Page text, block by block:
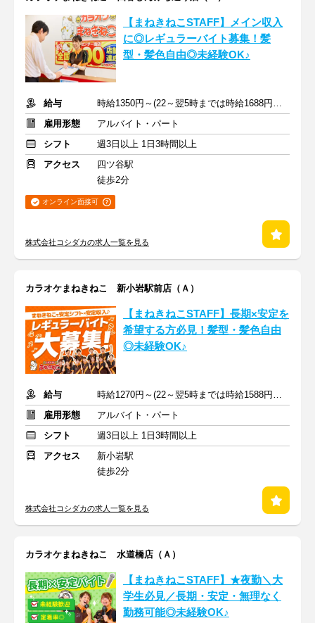
【まねきねこSTAFF】メイン収入
に◎レギュラーバイト募集！髪
型・髪色自由◎未経験OK♪
給与
時給1350円～(22～翌5時までは時給1688円～)+交通費規定支給
雇用形態
アルバイト・パート
シフト
週3日以上 1日3時間以上
アクセス
四ツ谷駅
徒歩2分
オンライン面接可
株式会社コシダカの求人一覧を見る
カラオケまねきねこ 新小岩駅前店（Ａ）
【まねきねこSTAFF】長期×安定を
希望する方必見！髪型・髪色自由
◎未経験OK♪
給与
時給1270円～(22～翌5時までは時給1588円～)+交通費規定支給
雇用形態
アルバイト・パート
シフト
週3日以上 1日3時間以上
アクセス
新小岩駅
徒歩2分
株式会社コシダカの求人一覧を見る
カラオケまねきねこ 水道橋店（Ａ）
【まねきねこSTAFF】★夜勤＼大
学生必見／長期・安定・無理なく
勤務可能◎未経験OK♪